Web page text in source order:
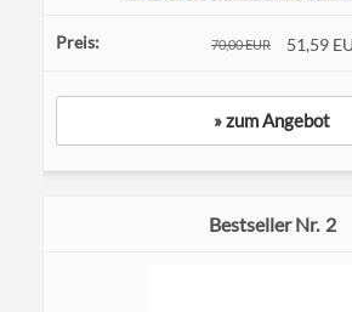
70,00 EUR 51,59
» zum Angebot
2